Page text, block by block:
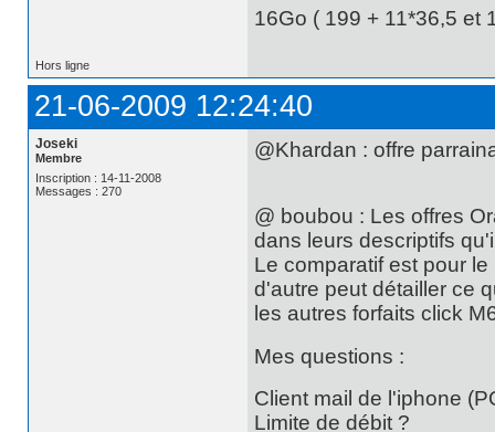
16Go ( 199 + 11*36,5 et
Hors ligne
21-06-2009 12:24:40
Joseki
Membre
Inscription : 14-11-2008
Messages : 270
@Khardan : offre
@ boubou : Les offres
dans leurs descriptifs
Le comparatif est pour
d'autre peut détailler ce
les autres forfaits click
Mes questions :
Client mail de l'iphone
Limite de débit ?